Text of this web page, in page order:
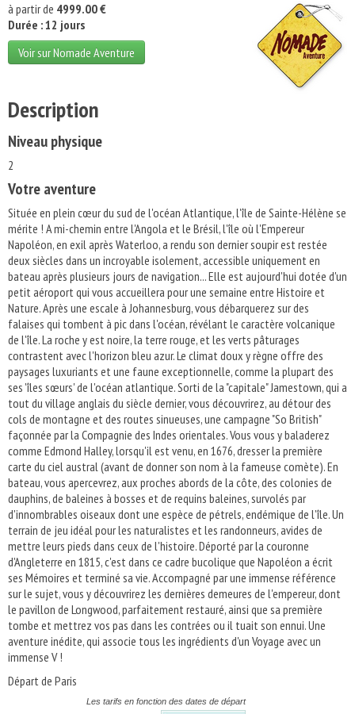
à partir de 4999.00 €
Durée : 12 jours
Voir sur Nomade Aventure
Description
Niveau physique
2
Votre aventure
Située en plein cœur du sud de l'océan Atlantique, l'île de Sainte-Hélène se
mérite ! A mi-chemin entre l'Angola et le Brésil, l'île où l'Empereur
Napoléon, en exil après Waterloo, a rendu son dernier soupir est restée
deux siècles dans un incroyable isolement, accessible uniquement en
bateau après plusieurs jours de navigation... Elle est aujourd'hui dotée d'un
petit aéroport qui vous accueillera pour une semaine entre Histoire et
Nature. Après une escale à Johannesburg, vous débarquerez sur des
falaises qui tombent à pic dans l'océan, révélant le caractère volcanique
de l'île. La roche y est noire, la terre rouge, et les verts pâturages
contrastent avec l'horizon bleu azur. Le climat doux y règne offre des
paysages luxuriants et une faune exceptionnelle, comme la plupart des
ses 'îles sœurs' de l'océan atlantique. Sorti de la "capitale" Jamestown, qui a
tout du village anglais du siècle dernier, vous découvrirez, au détour des
cols de montagne et des routes sinueuses, une campagne "So British"
façonnée par la Compagnie des Indes orientales. Vous vous y baladerez
comme Edmond Halley, lorsqu'il est venu, en 1676, dresser la première
carte du ciel austral (avant de donner son nom à la fameuse comète). En
bateau, vous apercevrez, aux proches abords de la côte, des colonies de
dauphins, de baleines à bosses et de requins baleines, survolés par
d'innombrables oiseaux dont une espèce de pétrels, endémique de l'île. Un
terrain de jeu idéal pour les naturalistes et les randonneurs, avides de
mettre leurs pieds dans ceux de l'histoire. Déporté par la couronne
d'Angleterre en 1815, c'est dans ce cadre bucolique que Napoléon a écrit
ses Mémoires et terminé sa vie. Accompagné par une immense référence
sur le sujet, vous y découvrirez les dernières demeures de l'empereur, dont
le pavillon de Longwood, parfaitement restauré, ainsi que sa première
tombe et mettrez vos pas dans les contrées ou il tuait son ennui. Une
aventure inédite, qui associe tous les ingrédients d'un Voyage avec un
immense V !
Départ de Paris
Les tarifs en fonction des dates de départ